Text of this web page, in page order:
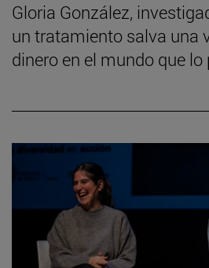
Gloria González,
un tratamiento salva una
dinero en el mundo que lo